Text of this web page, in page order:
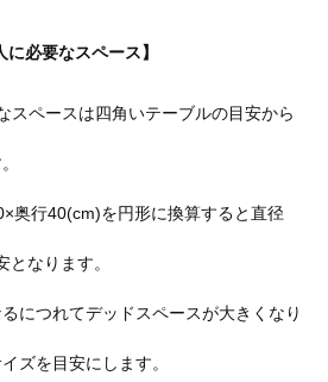
に必要なスペース】
スペースは四角いテーブルの目安から
奥行40(cm)を円形に換算すると直径
なります。
につれてデッドスペースが大きくなり
ズを目安にします。